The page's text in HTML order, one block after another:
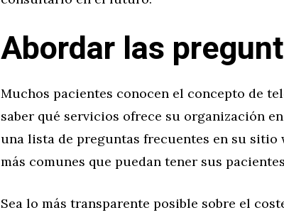
Abordar las
Muchos pacientes conocen el concepto de
saber qué servicios ofrece su organización
una lista de preguntas frecuentes en su sitio
más comunes que puedan tener sus
Sea lo más transparente posible sobre el